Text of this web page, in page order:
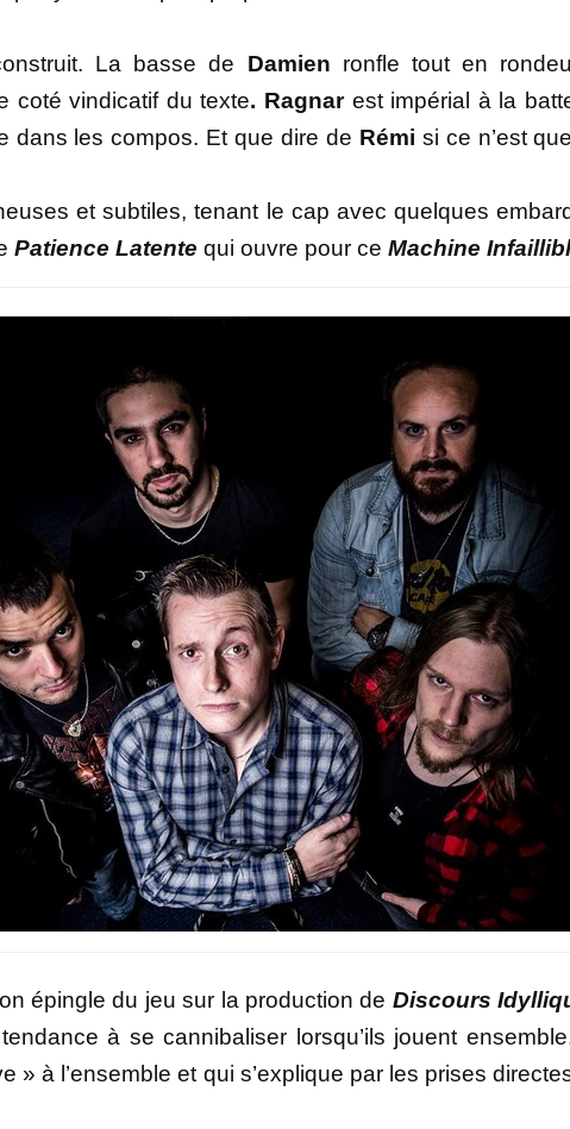
La basse de Damien ronfle tout en
coté vindicatif du texte. Ragnarest impérial à la
dans les compos. Et que dire de Rémi si ce n’est
et subtiles, tenant le cap avec quelques
Patience Latente qui ouvre pour ce Machine
épingle du jeu sur la production de Discours
à se cannibaliser lorsqu’ils jouent
» à l’ensemble et qui s’explique par les prises